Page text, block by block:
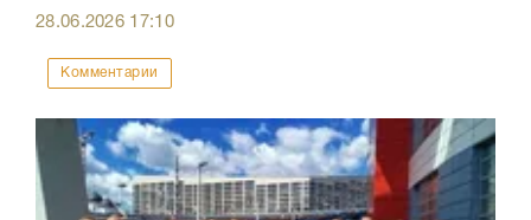
28.06.2026 17:10
Комментарии